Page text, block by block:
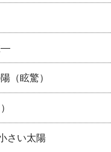
―
（眩驚）
さい太陽